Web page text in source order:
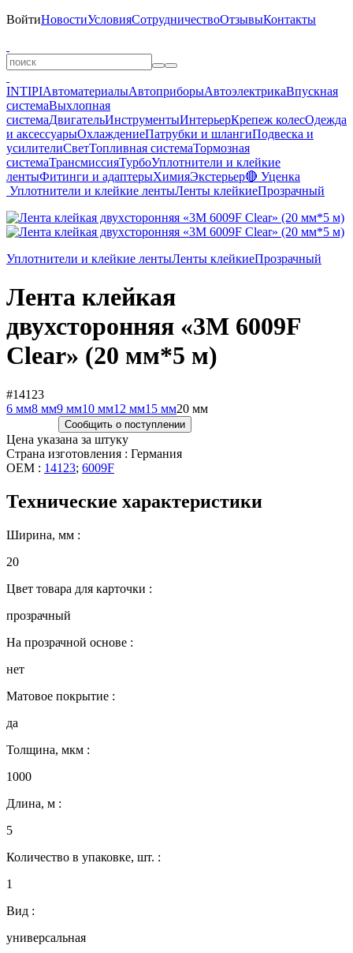
ВойтиНовостиУсловияСотрудничествоОтзывыКонтакты
INTIPIАвтоматериалыАвтоприборыАвтоэлектрикаВпускная
системаВыхлопная
системаДвигательИнструментыИнтерьерКрепеж колесОдежда
и аксессуарыОхлаждениеПатрубки и шлангиПодвеска и
усилителиСветТопливная системаТормозная
системаТрансмиссияТурбоУплотнители и клейкие
лентыФитинги и адаптерыХимияЭкстерьер🔴 Уценка
Уплотнители и клейкие лентыЛенты клейкиеПрозрачный
Уплотнители и клейкие лентыЛенты клейкиеПрозрачный
Лента клейкая
двухсторонняя «3M 6009F
Clear» (20 мм*5 м)
#14123
6 мм8 мм9 мм10 мм12 мм15 мм20 мм
Сообщить о поступлении
Цена указана за штуку
Страна изготовления : Германия
OEM : 14123; 6009F
Технические характеристики
Ширина, мм :
20
Цвет товара для карточки :
прозрачный
На прозрачной основе :
нет
Матовое покрытие :
да
Толщина, мкм :
1000
Длина, м :
5
Количество в упаковке, шт. :
1
Вид :
универсальная